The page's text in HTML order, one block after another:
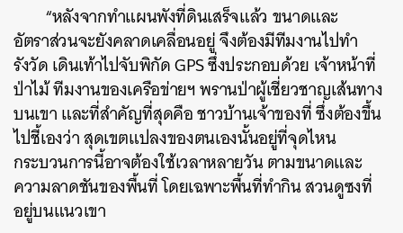
“หลังจากทำแผนพังที่ดินเสร็จแล้ว ขนาดและ
อัตราส่วนจะยังคลาดเคลื่อนอยู่ จึงต้องมีทีมงานไปทำ
รังวัด เดินเท้าไปจับพิกัด GPS ซึ่งประกอบด้วย เจ้าหน้าที่
ป่าไม้ ทีมงานของเครือข่ายฯ พรานป่าผู้เชี่ยวชาญเส้นทาง
บนเขา และที่สำคัญที่สุดคือ ชาวบ้านเจ้าของที่ ซึ่งต้องขึ้น
ไปชี้เองว่า สุดเขตแปลงของตนเองนั้นอยู่ที่จุดไหน
กระบวนการนี้อาจต้องใช้เวลาหลายวัน ตามขนาดและ
ความลาดชันของพื้นที่ โดยเฉพาะพื้นที่ทำกิน สวนดูซงที่
อยู่บนแนวเขา